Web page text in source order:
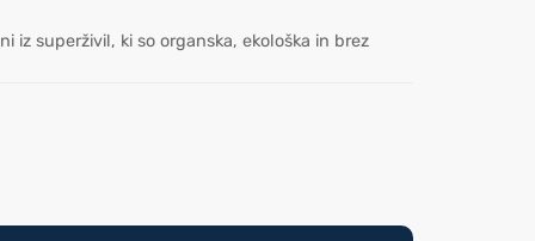
iz superživil, ki so organska, ekološka in brez